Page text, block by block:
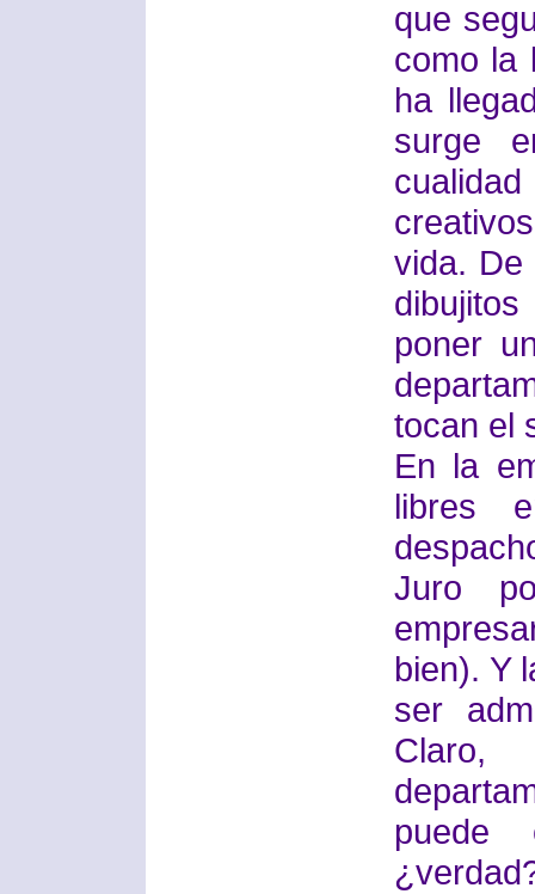
que
como la
ha
surge
vida. De
poner
tocan el
En la
libres
Juro
bien). Y
ser
puede